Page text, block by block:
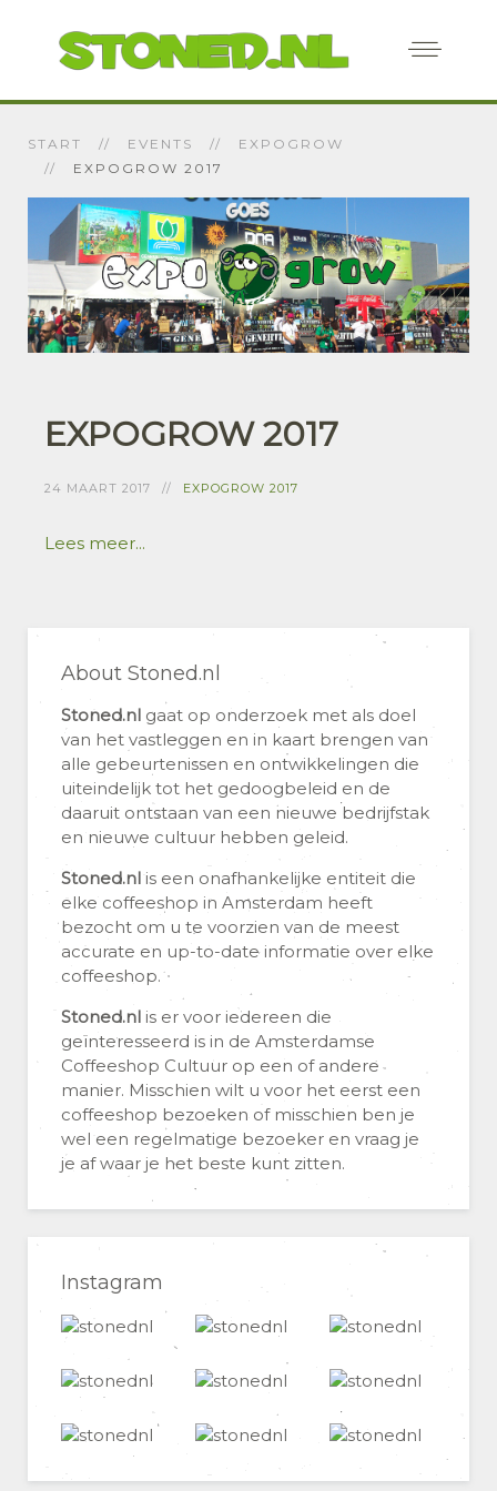
START EVENTS
EXPOGROW
EXPOGROW 2017
EXPOGROW 2017
24 MAART 2017 EXPOGROW 2017
Lees meer...
About Stoned.nl
Stoned.nl gaat op onderzoek met als doel
van het vastleggen en in kaart brengen van
alle gebeurtenissen en ontwikkelingen die
uiteindelijk tot het gedoogbeleid en de
daaruit ontstaan van een nieuwe bedrijfstak
en nieuwe cultuur hebben geleid.
Stoned.nl is een onafhankelijke entiteit die
elke coffeeshop in Amsterdam heeft
bezocht om u te voorzien van de meest
accurate en up-to-date informatie over elke
coffeeshop.
Stoned.nl is er voor iedereen die
geïnteresseerd is in de Amsterdamse
Coffeeshop Cultuur op een of andere
manier. Misschien wilt u voor het eerst een
coffeeshop bezoeken of misschien ben je
wel een regelmatige bezoeker en vraag je
je af waar je het beste kunt zitten.
Instagram